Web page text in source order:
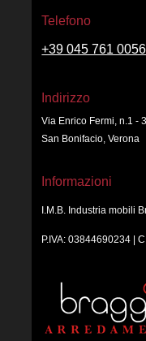
Telefono
+39 045 761 0056
Indirizzo
Via Enrico Fermi, n.1 -
San Bonifacio, Verona
Informazioni
I.M.B. Industria mobili
P.IVA: 03844690234 |